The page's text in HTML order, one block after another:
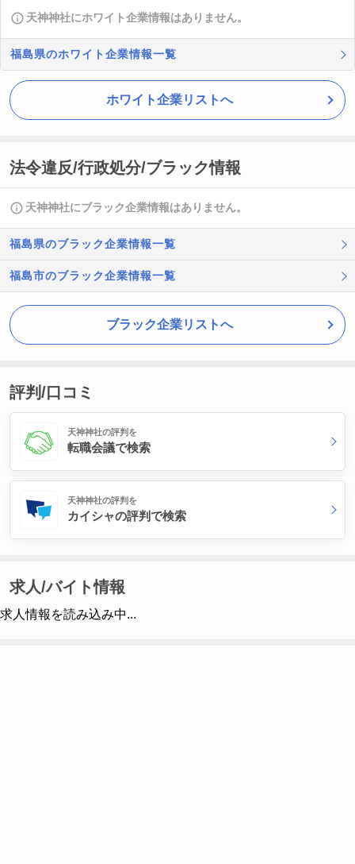
天神神社にホワイト企業情報はありません。
福島県のホワイト企業情報一覧
ホワイト企業リストへ
法令違反/行政処分/ブラック情報
天神神社にブラック企業情報はありません。
福島県のブラック企業情報一覧
福島市のブラック企業情報一覧
ブラック企業リストへ
評判/口コミ
天神神社の評判を
転職会議で検索
天神神社の評判を
カイシャの評判で検索
求人/バイト情報
求人情報を読み込み中...